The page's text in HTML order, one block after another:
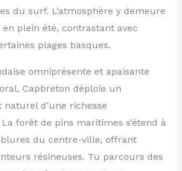
du surf. L’atmosphère y demeure
plein été, contrastant avec
plages basques.
omniprésente et apaisante
Capbreton déploie un
naturel d’une richesse
forêt de pins maritimes s’étend à
du centre-ville, offrant
résineuses. Tu parcours des